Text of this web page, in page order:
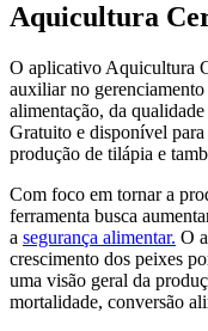
Aquicultura
O aplicativo Aquicultura
auxiliar no
alimentação, da
Gratuito e disponível
produção de tilápia e
Com foco em tornar a
ferramenta busca
a segurança alimentar. O
crescimento dos peixes
uma visão geral da
mortalidade, conversão